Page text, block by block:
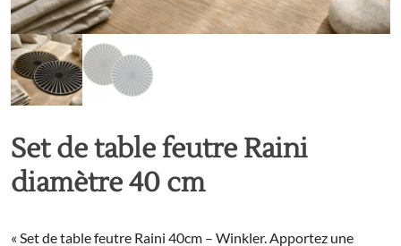
Set de table feutre Raini
diamètre 40 cm
« Set de table feutre Raini 40cm – Winkler. Apportez une